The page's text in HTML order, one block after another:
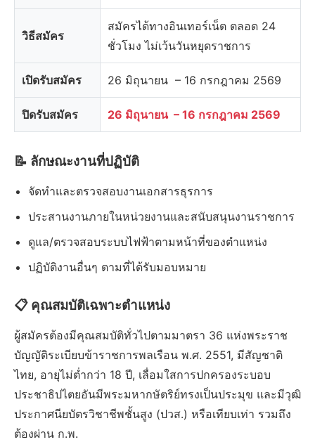
วิธีสมัคร
สมัครได้ทางอินเทอร์เน็ต ตลอด 24
ชั่วโมง ไม่เว้นวันหยุดราชการ
เปิดรับสมัคร 26 มิถุนายน – 16 กรกฎาคม 2569
ปิดรับสมัคร 26 มิถุนายน – 16 กรกฎาคม 2569
📝 ลักษณะงานที่ปฏิบัติ
จัดทำและตรวจสอบงานเอกสารธุรการ
ประสานงานภายในหน่วยงานและสนับสนุนงานราชการ
ดูแล/ตรวจสอบระบบไฟฟ้าตามหน้าที่ของตำแหน่ง
ปฏิบัติงานอื่นๆ ตามที่ได้รับมอบหมาย
📋 คุณสมบัติเฉพาะตำแหน่ง
ผู้สมัครต้องมีคุณสมบัติทั่วไปตามมาตรา 36 แห่งพระราช
บัญญัติระเบียบข้าราชการพลเรือน พ.ศ. 2551, มีสัญชาติ
ไทย, อายุไม่ต่ำกว่า 18 ปี, เลื่อมใสการปกครองระบอบ
ประชาธิปไตยอันมีพระมหากษัตริย์ทรงเป็นประมุข และมีวุฒิ
ประกาศนียบัตรวิชาชีพชั้นสูง (ปวส.) หรือเทียบเท่า รวมถึง
ต้องผ่าน ก.พ.